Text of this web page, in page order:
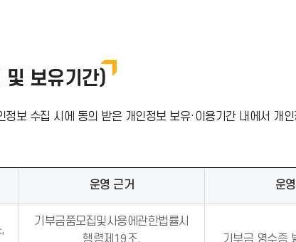
및 보유기간)
보 수집 시에 동의 받은 개인정보 보유·이용기간 내에서 개
운영 근거 운
기부금품모집및사용에관한법률시
행령제19조,
기부금 영수증